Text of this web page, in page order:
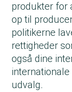
produkter for
op til
politikerne
rettigheder
også dine
udvalg.